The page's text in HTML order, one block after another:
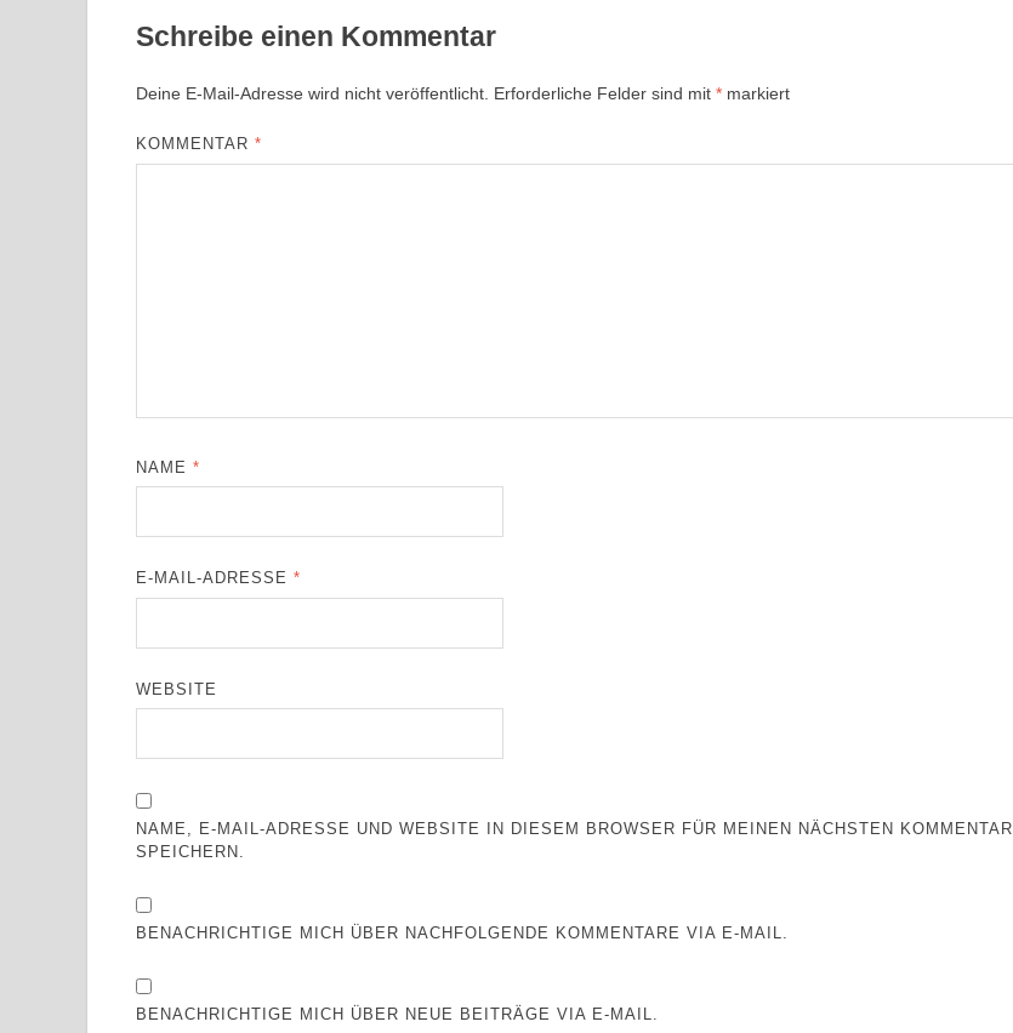
Schreibe einen Kommentar
Deine E-Mail-Adresse wird nicht veröffentlicht. Erforderliche Felder sind mit * markiert
KOMMENTAR*
NAME*
E-MAIL-ADRESSE*
WEBSITE
NAME, E-MAIL-ADRESSE UND WEBSITE IN DIESEM BROWSER FÜR MEINEN NÄCHSTEN KOMMENTAR
SPEICHERN.
BENACHRICHTIGE MICH ÜBER NACHFOLGENDE KOMMENTARE VIA E-MAIL.
BENACHRICHTIGE MICH ÜBER NEUE BEITRÄGE VIA E-MAIL.